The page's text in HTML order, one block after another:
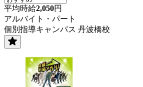
平均時給2,050円
アルバイト・パート
個別指導キャンパス 丹波橋校